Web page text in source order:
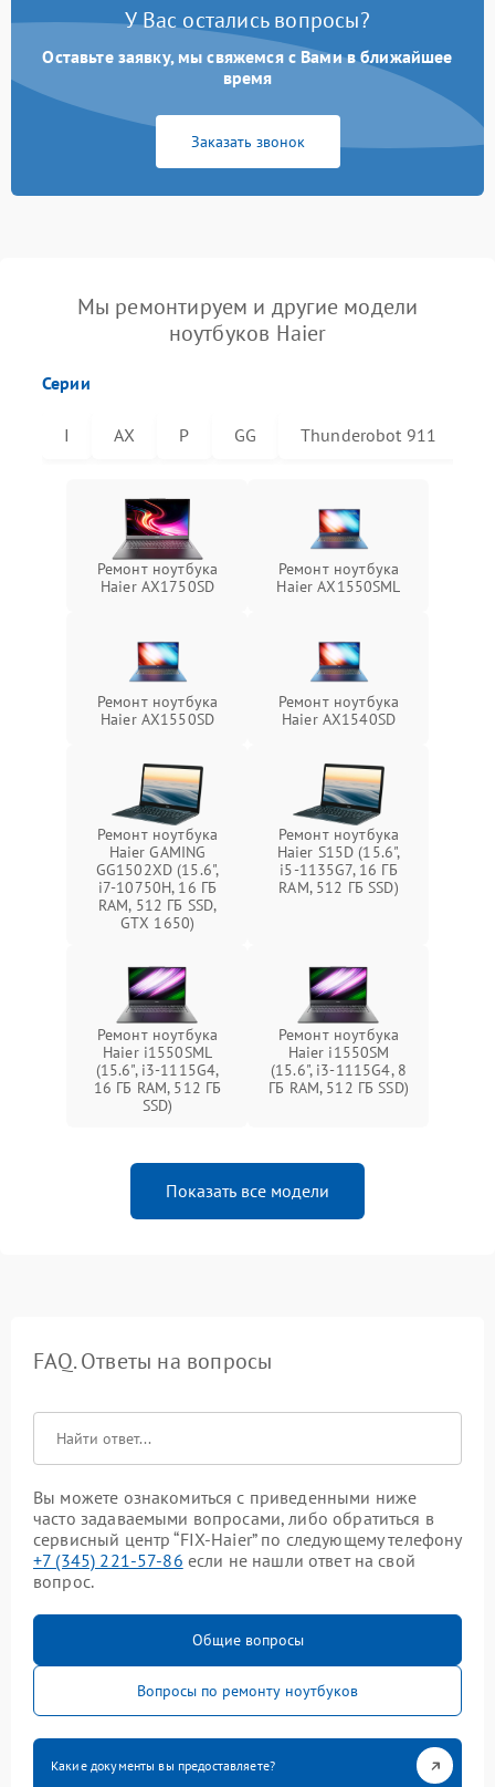
У Вас остались вопросы?
Оставьте заявку, мы свяжемся с Вами в ближайшее
время
Заказать звонок
Мы ремонтируем и другие модели
ноутбуков Haier
Серии
I AX P GG Thunderobot 911
Ремонт ноутбука
Haier AX1750SD
Ремонт ноутбука
Haier AX1550SML
Ремонт ноутбука
Haier AX1550SD
Ремонт ноутбука
Haier AX1540SD
Ремонт ноутбука
Haier GAMING
GG1502XD (15.6",
i7-10750H, 16 ГБ
RAM, 512 ГБ SSD,
GTX 1650)
Ремонт ноутбука
Haier S15D (15.6",
i5-1135G7, 16 ГБ
RAM, 512 ГБ SSD)
Ремонт ноутбука
Haier i1550SML
(15.6", i3-1115G4,
16 ГБ RAM, 512 ГБ
SSD)
Ремонт ноутбука
Haier i1550SM
(15.6", i3-1115G4, 8
ГБ RAM, 512 ГБ SSD)
Показать все модели
FAQ. Ответы на вопросы
Вы можете ознакомиться с приведенными ниже
часто задаваемыми вопросами, либо обратиться в
сервисный центр “FIX-Haier” по следующему телефону
+7 (345) 221-57-86 если не нашли ответ на свой
вопрос.
Общие вопросы
Вопросы по ремонту ноутбуков
Какие документы вы предоставляете?